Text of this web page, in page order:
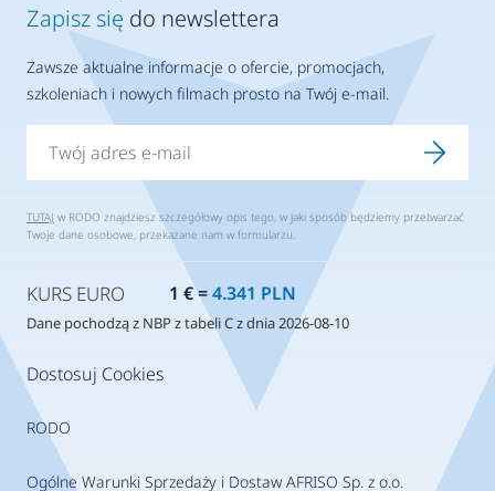
Dostosuj Cookies
RODO
Ogólne Warunki Sprzedaży i Dostaw AFRISO Sp. z o.o.
Zapisz się do newslettera
Zawsze aktualne informacje o ofercie, promocjach,
szkoleniach i nowych filmach prosto na Twój e-mail.
TUTAJ w RODO znajdziesz szczegółowy opis tego, w jaki sposób będziemy przetwarzać
Twoje dane osobowe, przekazane nam w formularzu.
KURS EURO 1 € =4.341 PLN
Dane pochodzą z NBP z tabeli C z dnia 2026-08-10